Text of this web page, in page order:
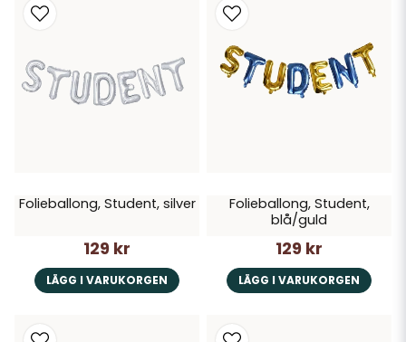
Folieballong, Student, silver
129 kr
LÄGG I VARUKORGEN
Folieballong, Student,
blå/guld
129 kr
LÄGG I VARUKORGEN